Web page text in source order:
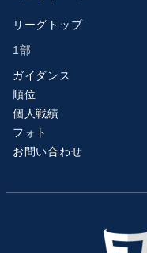
リーグトップ
1部
ガイダンス
順位
個人戦績
フォト
お問い合わせ